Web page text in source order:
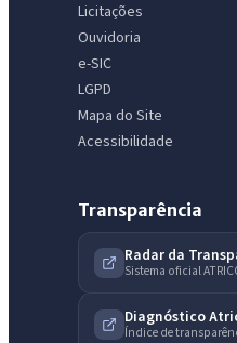
Licitações
Ouvidoria
e-SIC
LGPD
Mapa do Site
Acessibilidade
Transparência
Radar da
Sistema oficial
Diagnóstico
Índice de